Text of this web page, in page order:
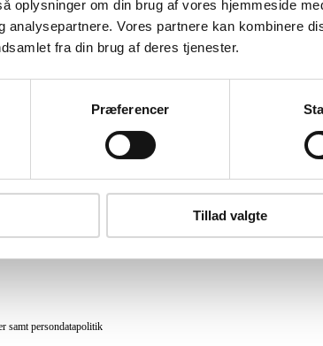
oplysninger om din brug af vores hjemmeside
analysepartnere. Vores partnere kan kombinere
fra din brug af deres tjenester.
Præferencer
Tillad valgte
og modtag nyheder samt tilbud direkte i din
Købsvilkår
samt persondatapolitik